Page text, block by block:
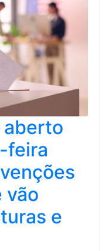
aberto
feira
vão
e